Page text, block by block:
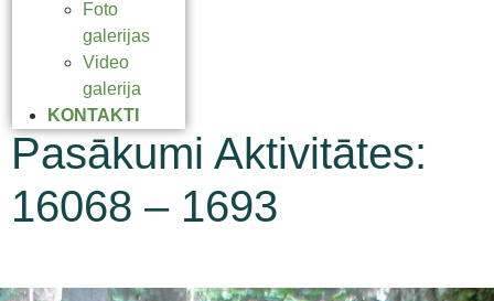
Foto
galerijas
Video
galerija
KONTAKTI
Pasākumi Aktivitātes:
16068 – 1693